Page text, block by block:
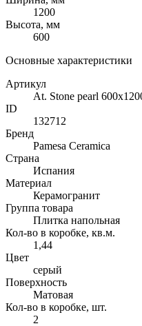
1200
Высота, мм
600
Основные характеристики
Артикул
At. Stone pearl
ID
132712
Бренд
Pamesa Ceramica
Страна
Испания
Материал
Керамогранит
Группа товара
Плитка напольная
Кол-во в коробке, кв.м.
1,44
Цвет
серый
Поверхность
Матовая
Кол-во в коробке, шт.
2